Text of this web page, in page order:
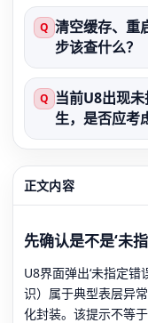
Q 清空缓存、重
步该查什么？
Q 当前U8出现
生，是否应考
正文内容
先确认是不是‘未
U8界面弹出‘未指定
识）属于典型表层异
化封装。该提示不等